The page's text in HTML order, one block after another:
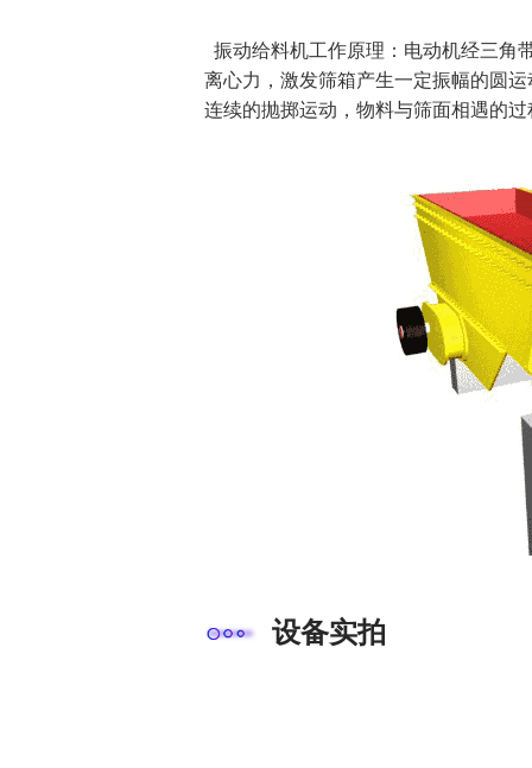
振动给料机工作原理：电动机经三角
离心力，激发筛箱产生一定振幅的圆
连续的抛掷运动，物料与筛面相遇的
设备实拍